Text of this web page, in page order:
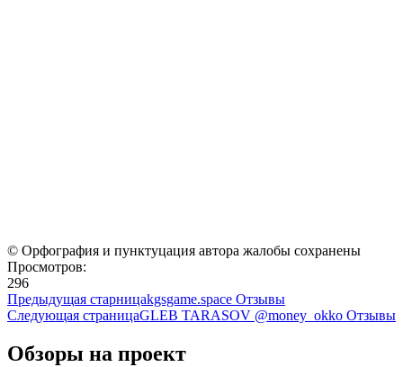
© Орфография и пунктуцация автора жалобы сохранены
Просмотров:
296
Предыдущая старницаkgsgame.space Отзывы
Следующая страницаGLEB TARASOV @money_okko Отзывы
Обзоры на проект